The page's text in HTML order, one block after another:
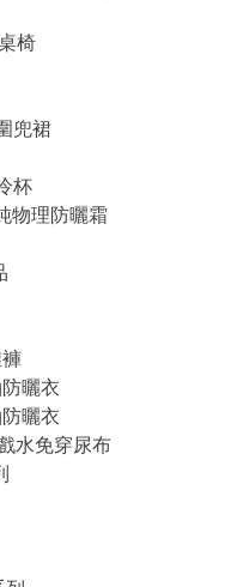
椅
兜裙
杯
物理防曬霜
曬衣
曬衣
水免穿尿布